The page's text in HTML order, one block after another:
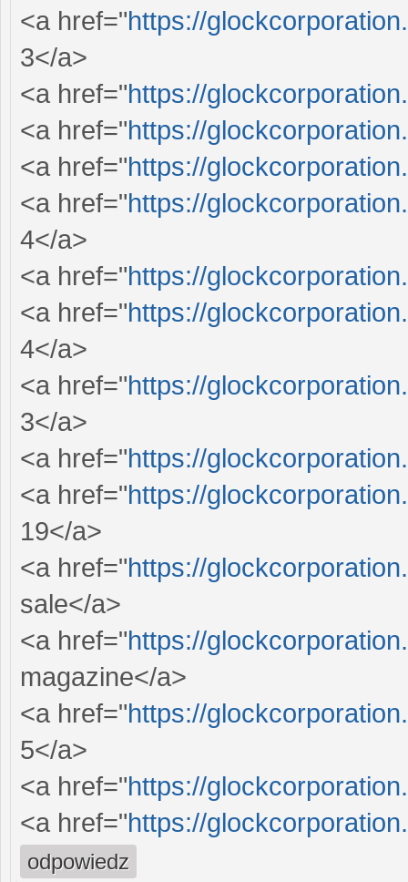
<a href="https://
3</a>
<a href="https://
<a href="https://
<a href="https://
<a href="https://
4</a>
<a href="https://
<a href="https://
4</a>
<a href="https://
3</a>
<a href="https://
<a href="https://
19</a>
<a href="https://
sale</a>
<a href="https://
magazine</a>
<a href="https://
5</a>
<a href="https://
<a href="https://
odpowiedz